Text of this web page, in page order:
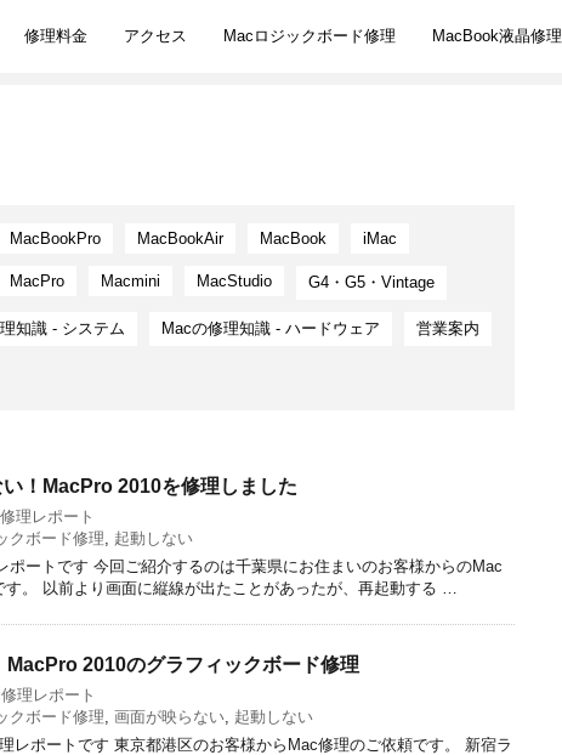
修理料金 アクセス Macロジックボード修理 MacBook液晶修理
MacBookPro MacBookAir MacBook iMac
MacPro Macmini MacStudio G4・G5・Vintage
知識 - システム Macの修理知識 - ハードウェア 営業案内
！MacPro 2010を修理しました
理レポート
クボード修理, 起動しない
ポートです 今回ご紹介するのは千葉県にお住まいのお客様からのMac
す。 以前より画面に縦線が出たことがあったが、再起動する …
MacPro 2010のグラフィックボード修理
理レポート
クボード修理, 画面が映らない, 起動しない
レポートです 東京都港区のお客様からMac修理のご依頼です。 新宿ラ